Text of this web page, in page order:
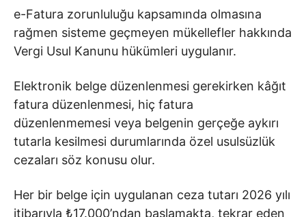
e-Fatura zorunluluğu kapsamında olmasına
rağmen sisteme geçmeyen mükellefler hakkında
Vergi Usul Kanunu hükümleri uygulanır.
Elektronik belge düzenlenmesi gerekirken kâğıt
fatura düzenlenmesi, hiç fatura
düzenlenmemesi veya belgenin gerçeğe aykırı
tutarla kesilmesi durumlarında özel usulsüzlük
cezaları söz konusu olur.
Her bir belge için uygulanan ceza tutarı 2026 yılı
itibarıyla ₺17.000’ndan başlamakta, tekrar eden